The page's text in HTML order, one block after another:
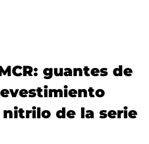
guantes de
de la serie